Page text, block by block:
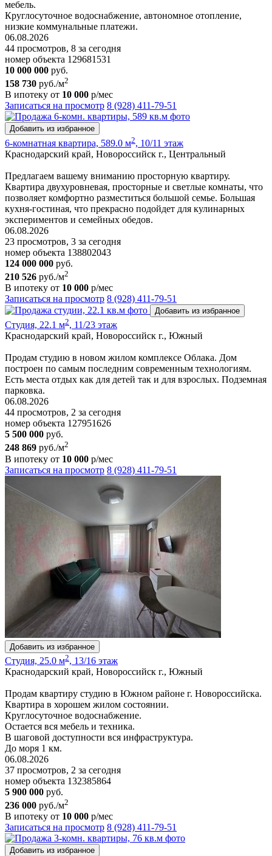
мебель.
Круглосуточное водоснабжение, автономное отопление,
низкие коммунальные платежи.
06.08.2026
44 просмотров, 8 за сегодня
номер объекта 129681531
10 000 000 руб.
158 730 руб./м2
В ипотеку от 10 000 р/мес
Записаться на просмотр 8 (928) 411-79-51
Добавить из избранное
6-комнатная квартира, 589.0 м2, 10/11 этаж
Краснодарский край, Новороссийск г., Центральный
Предлагаем вашему вниманию просторную квартиру.
Квартира двухуровневая, просторные и светлые комнаты, что
позволяет комфортно разместиться большой семье. Большая
кухня-гостиная, что прекрасно подойдет для кулинарных
экспериментов и семейных обедов.
06.08.2026
23 просмотров, 3 за сегодня
номер объекта 138802043
124 000 000 руб.
210 526 руб./м2
В ипотеку от 10 000 р/мес
Записаться на просмотр 8 (928) 411-79-51
Добавить из избранное
Студия, 22.1 м2, 11/23 этаж
Краснодарский край, Новороссийск г., Южный
Продам студию в новом жилом комплексе Облака. Дом
построен по самым последним современным технологиям.
Есть места отдых как для детей так и для взрослых. Подземная
парковка.
06.08.2026
44 просмотров, 2 за сегодня
номер объекта 127951626
5 500 000 руб.
248 869 руб./м2
В ипотеку от 10 000 р/мес
Записаться на просмотр 8 (928) 411-79-51
Добавить из избранное
Студия, 25.0 м2, 13/16 этаж
Краснодарский край, Новороссийск г., Южный
Продам квартиру студию в Южном районе г. Новороссийска.
Квартира в хорошем жилом состоянии.
Круглосуточное водоснабжение.
Остается вся мебель и техника.
В шаговой доступности вся инфраструктура.
До моря 1 км.
06.08.2026
37 просмотров, 2 за сегодня
номер объекта 132385864
5 900 000 руб.
236 000 руб./м2
В ипотеку от 10 000 р/мес
Записаться на просмотр 8 (928) 411-79-51
Добавить из избранное